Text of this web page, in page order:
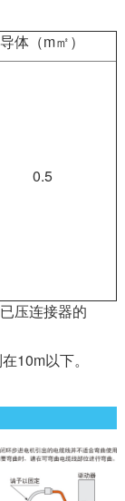
导体（m㎡）
0.5
压连接器的
10m以下。